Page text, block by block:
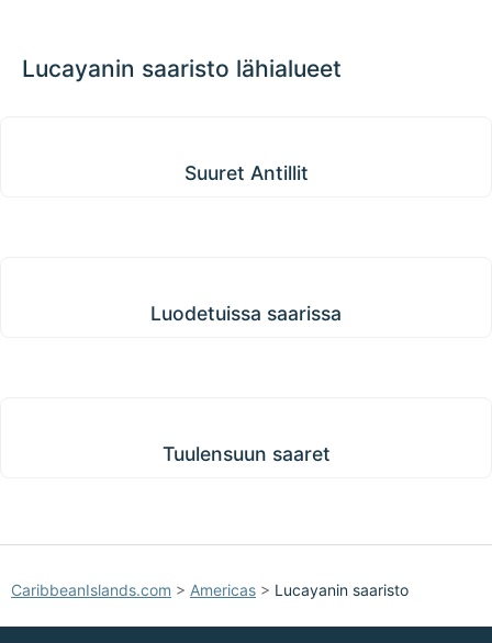
Lucayanin saaristo lähialueet
Suuret Antillit
Luodetuissa saarissa
Tuulensuun saaret
CaribbeanIslands.com > Americas > Lucayanin saaristo